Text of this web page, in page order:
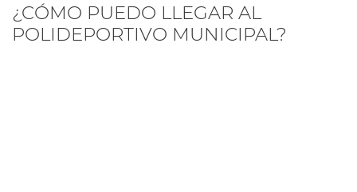
¿CÓMO PUEDO LLEGAR AL
POLIDEPORTIVO MUNICIPAL?